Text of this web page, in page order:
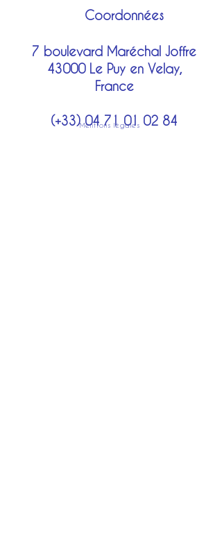
Mentions légales
Coordonnées
7 boulevard Maréchal Joffre
43000 Le Puy en Velay,
France
(+33)04 71 01 02 84